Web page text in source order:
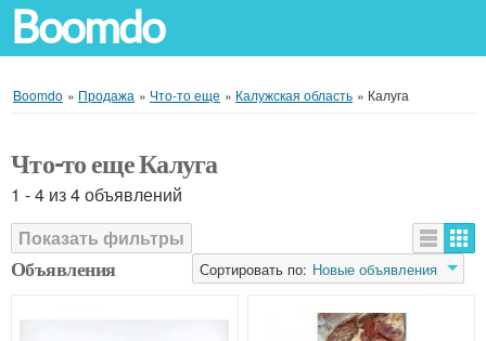
Boomdo
Boomdo » Продажа » Что-то еще » Калужская область » Калуга
Что-то еще Калуга
1 - 4 из 4 объявлений
Показать фильтры
Сортировать по: Новые объявления
Объявления